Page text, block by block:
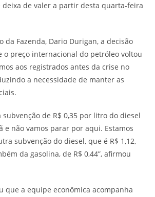
de valer a partir desta quarta-feira
da Fazenda, Dario Durigan, a decisão
o preço internacional do petróleo voltou
aos registrados antes da crise no
a necessidade de manter as
subvenção de R$ 0,35 por litro do diesel
e não vamos parar por aqui. Estamos
subvenção do diesel, que é R$ 1,12,
da gasolina, de R$ 0,44”, afirmou
que a equipe econômica acompanha